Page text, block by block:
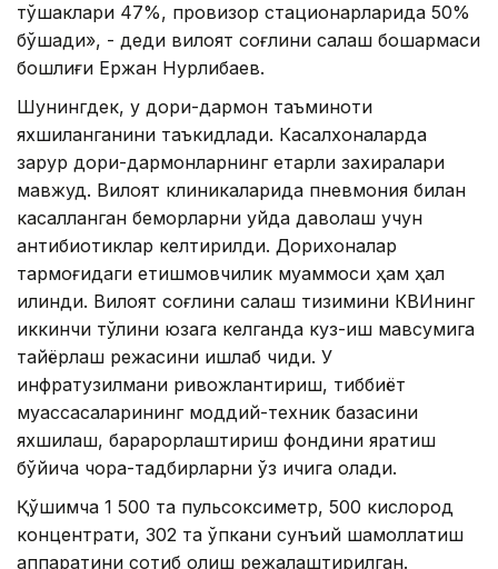
тўшаклари 47%, провизор стационарларида 50%
бўшади», - деди вилоят соғлиқни сақлаш бошқармаси
бошлиғи Ержан Нурлибаев.
Шунингдек, у дори-дармон таъминоти
яхшиланганини таъкидлади. Касалхоналарда
зарур дори-дармонларнинг етарли захиралари
мавжуд. Вилоят клиникаларида пневмония билан
касалланган беморларни уйда даволаш учун
антибиотиклар келтирилди. Дорихоналар
тармоғидаги етишмовчилик муаммоси ҳам ҳал
қилинди. Вилоят соғлиқни сақлаш тизимини КВИнинг
иккинчи тўлқини юзага келганда куз-қиш мавсумига
тайёрлаш режасини ишлаб чиқди. У
инфратузилмани ривожлантириш, тиббиёт
муассасаларининг моддий-техник базасини
яхшилаш, барқарорлаштириш фондини яратиш
бўйича чора-тадбирларни ўз ичига олади.
Қўшимча 1 500 та пульсоксиметр, 500 кислород
концентрати, 302 та ўпкани сунъий шамоллатиш
аппаратини сотиб олиш режалаштирилган.